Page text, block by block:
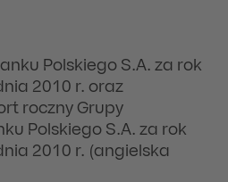
Polskiego S.A. za rok
2010 r. oraz
roczny Grupy
Polskiego S.A. za rok
2010 r. (angielska